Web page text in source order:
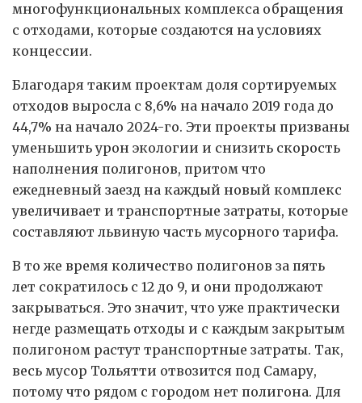
многофункциональных комплекса обращения
с отходами, которые создаются на условиях
концессии.
Благодаря таким проектам доля сортируемых
отходов выросла с 8,6% на начало 2019 года до
44,7% на начало 2024-го. Эти проекты призваны
уменьшить урон экологии и снизить скорость
наполнения полигонов, притом что
ежедневный заезд на каждый новый комплекс
увеличивает и транспортные затраты, которые
составляют львиную часть мусорного тарифа.
В то же время количество полигонов за пять
лет сократилось с 12 до 9, и они продолжают
закрываться. Это значит, что уже практически
негде размещать отходы и с каждым закрытым
полигоном растут транспортные затраты. Так,
весь мусор Тольятти отвозится под Самару,
потому что рядом с городом нет полигона. Для